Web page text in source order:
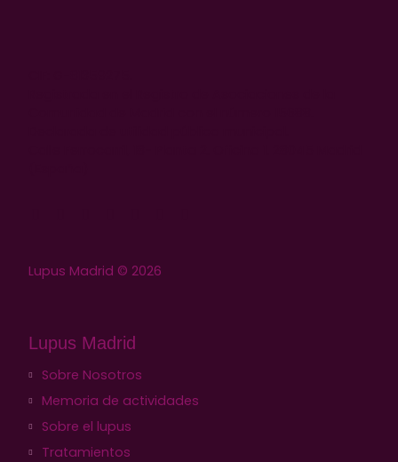
Lupus Madrid © 2026
Lupus Madrid
Sobre Nosotros
Memoria de actividades
Sobre el lupus
Tratamientos